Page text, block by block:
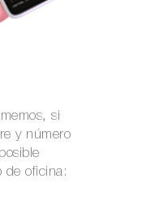
si
y número
de oficina: